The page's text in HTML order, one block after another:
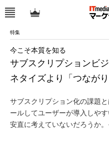
特集
サブスクリプションビ
ネタイズより「つなが
今こそ本質を知る
サブスクリプション化の課題
ールしてユーザーが導入しや
安直に考えていないだろうか